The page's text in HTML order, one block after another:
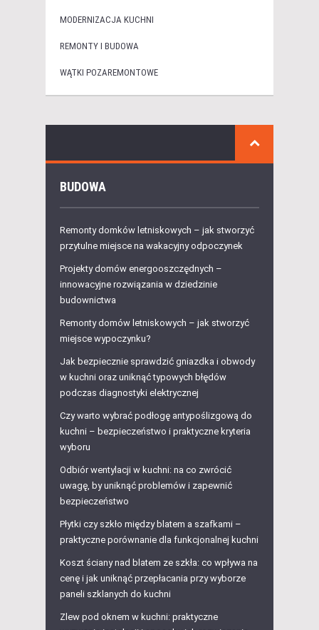
MODERNIZACJA KUCHNI
REMONTY I BUDOWA
WĄTKI POZAREMONTOWE
BUDOWA
Remonty domków letniskowych – jak stworzyć
przytulne miejsce na wakacyjny odpoczynek
Projekty domów energooszczędnych –
innowacyjne rozwiązania w dziedzinie
budownictwa
Remonty domów letniskowych – jak stworzyć
miejsce wypoczynku?
Jak bezpiecznie sprawdzić gniazdka i obwody
w kuchni oraz uniknąć typowych błędów
podczas diagnostyki elektrycznej
Czy warto wybrać podłogę antypoślizgową do
kuchni – bezpieczeństwo i praktyczne kryteria
wyboru
Odbiór wentylacji w kuchni: na co zwrócić
uwagę, by uniknąć problemów i zapewnić
bezpieczeństwo
Płytki czy szkło między blatem a szafkami –
praktyczne porównanie dla funkcjonalnej kuchni
Koszt ściany nad blatem ze szkła: co wpływa na
cenę i jak uniknąć przepłacania przy wyborze
paneli szklanych do kuchni
Zlew pod oknem w kuchni: praktyczne